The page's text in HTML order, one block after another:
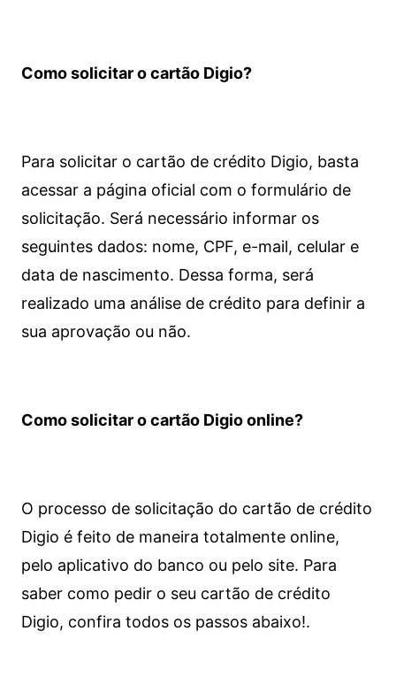
Como solicitar o cartão Digio?
Para solicitar o cartão de crédito Digio, basta
acessar a página oficial com o formulário de
solicitação. Será necessário informar os
seguintes dados: nome, CPF, e-mail, celular e
data de nascimento. Dessa forma, será
realizado uma análise de crédito para definir a
sua aprovação ou não.
Como solicitar o cartão Digio online?
O processo de solicitação do cartão de crédito
Digio é feito de maneira totalmente online,
pelo aplicativo do banco ou pelo site. Para
saber como pedir o seu cartão de crédito
Digio, confira todos os passos abaixo!.